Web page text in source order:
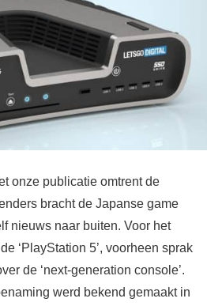
onze publicatie omtrent de
bracht de Japanse game
nieuws naar buiten. Voor het
‘PlayStation 5’, voorheen sprak
de ‘next-generation console’.
werd bekend gemaakt in